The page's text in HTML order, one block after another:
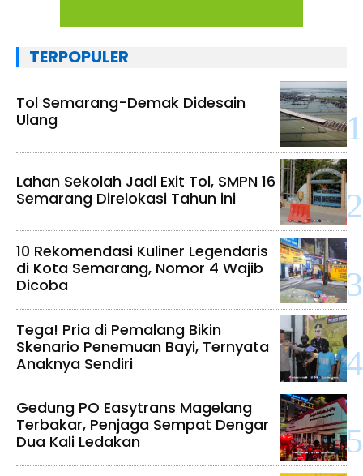
TERPOPULER
Tol Semarang-Demak Didesain
Ulang
Lahan Sekolah Jadi Exit Tol, SMPN 16
Semarang Direlokasi Tahun ini
10 Rekomendasi Kuliner Legendaris
di Kota Semarang, Nomor 4 Wajib
Dicoba
Tega! Pria di Pemalang Bikin
Skenario Penemuan Bayi, Ternyata
Anaknya Sendiri
Gedung PO Easytrans Magelang
Terbakar, Penjaga Sempat Dengar
Dua Kali Ledakan